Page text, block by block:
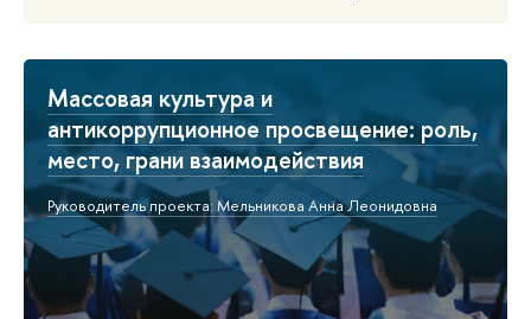
Массовая культура и
антикоррупционное просвещение: роль,
место, грани взаимодействия
Руководитель проекта: Мельникова Анна Леонидовна